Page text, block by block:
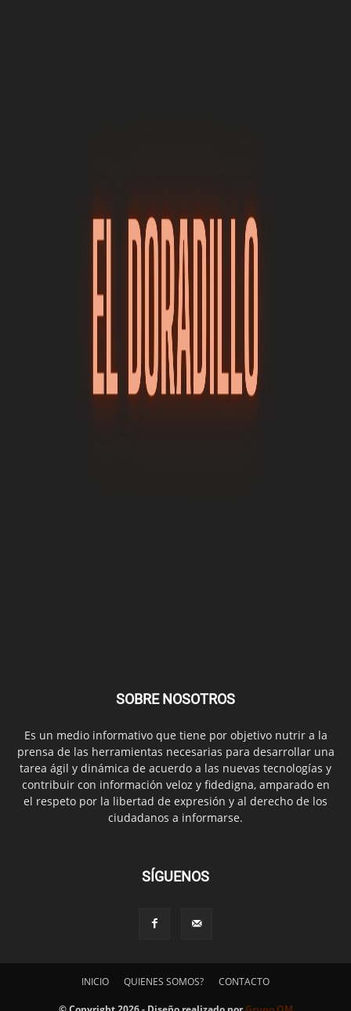
SOBRE NOSOTROS
Es un medio informativo que tiene por objetivo nutrir a la
prensa de las herramientas necesarias para desarrollar una
tarea ágil y dinámica de acuerdo a las nuevas tecnologías y
contribuir con información veloz y fidedigna, amparado en
el respeto por la libertad de expresión y al derecho de los
ciudadanos a informarse.
SÍGUENOS
INICIO QUIENES SOMOS? CONTACTO